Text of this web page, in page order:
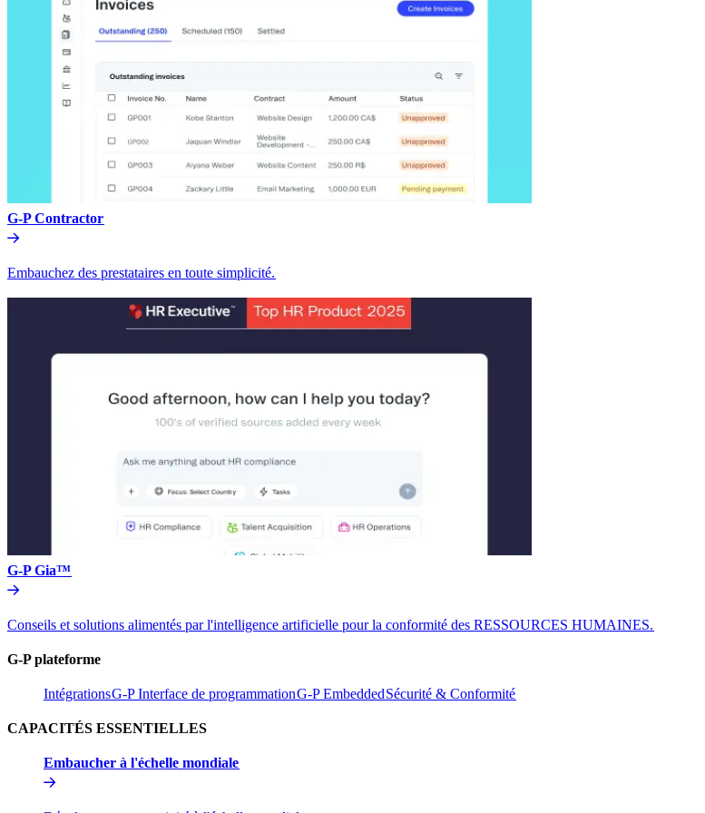
G-P Contractor​​
Embauchez des prestataires en toute simplicité.​​
G-P Gia™​​
Conseils et solutions alimentés par l'intelligence artificielle pour la conformité des RESSOURCES HUMAINES.​​
G-P plateforme​​
Intégrations​​G-P Interface de programmation​​G-P Embedded​​Sécurité & Conformité​​
CAPACITÉS ESSENTIELLES​​
Embaucher à l'échelle mondiale​​